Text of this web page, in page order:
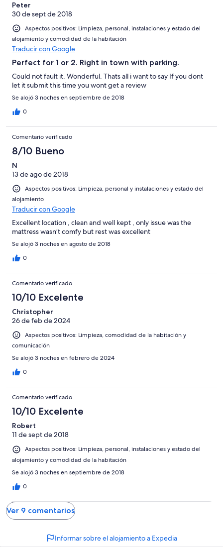
Peter
30 de sept de 2018
Aspectos positivos: Limpieza, personal, instalaciones y estado del
alojamiento y comodidad de la habitación
Traducir con Google
Perfect for 1 or 2. Right in town with parking.
Could not fault it. Wonderful. Thats all i want to say If you dont
let it submit this time you wont get a review
Se alojó 3 noches en septiembre de 2018
0
Comentario verificado
8/10 Bueno
N
13 de ago de 2018
Aspectos positivos: Limpieza, personal y instalaciones y estado del
alojamiento
Traducir con Google
Excellent location , clean and well kept , only issue was the
mattress wasn’t comfy but rest was excellent
Se alojó 3 noches en agosto de 2018
0
Comentario verificado
10/10 Excelente
Christopher
26 de feb de 2024
Aspectos positivos: Limpieza, comodidad de la habitación y
comunicación
Se alojó 3 noches en febrero de 2024
0
Comentario verificado
10/10 Excelente
Robert
11 de sept de 2018
Aspectos positivos: Limpieza, personal, instalaciones y estado del
alojamiento y comodidad de la habitación
Se alojó 3 noches en septiembre de 2018
0
Ver 9 comentarios
Informar sobre el alojamiento a Expedia